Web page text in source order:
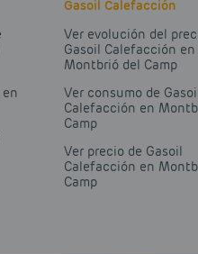
Gasoil Calefacción
Ver evolución del
Gasoil Calefacción en
Montbrió del Camp
Ver consumo de
Calefacción en
Camp
Ver precio de Gasoil
Calefacción en
Camp